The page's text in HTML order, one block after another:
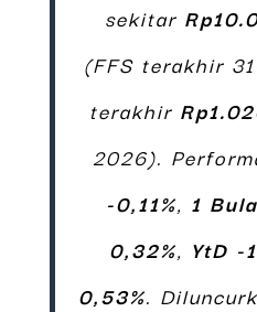
sekitar
(FFS terakhir
terakhir
2026).
-0,11%, 1
0,32%, YtD -
0,53%.